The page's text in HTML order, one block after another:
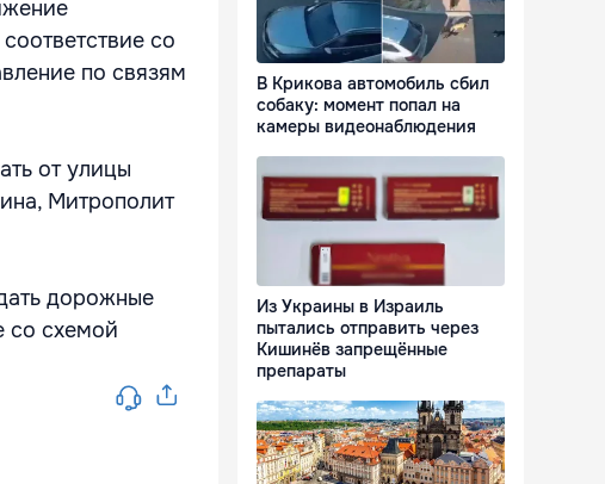
со
по связям
от улицы
Митрополит
дорожные
со схемой
В Крикова автомобиль сбил
собаку: момент попал на
камеры видеонаблюдения
Из Украины в Израиль
пытались отправить через
Кишинёв запрещённые
препараты